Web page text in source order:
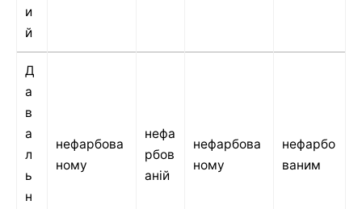
и
й
Д
а
в
а
л
ь
н
нефарбова
ному
нефа
рбов
аній
нефарбова
ному
нефарбо
ваним